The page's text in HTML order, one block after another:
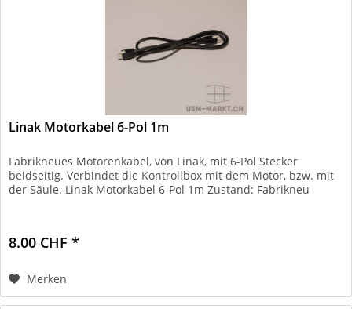
Linak Motorkabel 6-Pol 1m
Fabrikneues Motorenkabel, von Linak, mit 6-Pol Stecker
beidseitig. Verbindet die Kontrollbox mit dem Motor, bzw. mit
der Säule. Linak Motorkabel 6-Pol 1m Zustand: Fabrikneu
8.00 CHF *
Merken